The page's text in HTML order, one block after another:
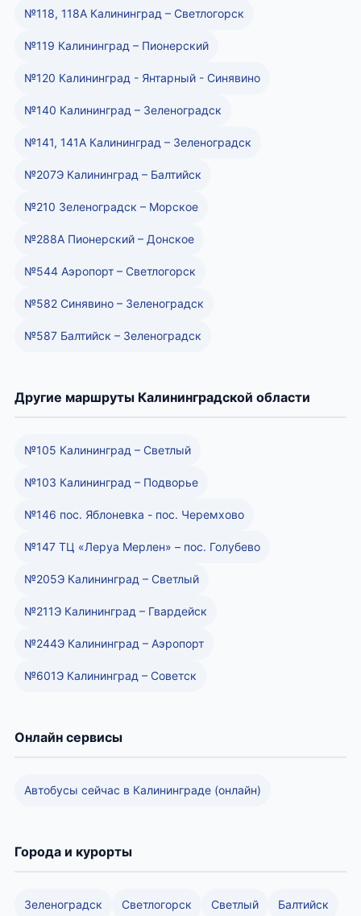
№118, 118А Калининград – Светлогорск
№119 Калининград – Пионерский
№120 Калининград - Янтарный - Синявино
№140 Калининград – Зеленоградск
№141, 141А Калининград – Зеленоградск
№207Э Калининград – Балтийск
№210 Зеленоградск – Морское
№288А Пионерский – Донское
№544 Аэропорт – Светлогорск
№582 Синявино – Зеленоградск
№587 Балтийск – Зеленоградск
Другие маршруты Калининградской области
№105 Калининград – Светлый
№103 Калининград – Подворье
№146 пос. Яблоневка - пос. Черемхово
№147 ТЦ «Леруа Мерлен» – пос. Голубево
№205Э Калининград – Светлый
№211Э Калининград – Гвардейск
№244Э Калининград – Аэропорт
№601Э Калининград – Советск
Онлайн сервисы
Автобусы сейчас в Калининграде (онлайн)
Города и курорты
Зеленоградск Светлогорск Светлый Балтийск